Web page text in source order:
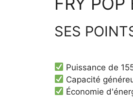
SES
Puissance de
Capacité
Économie